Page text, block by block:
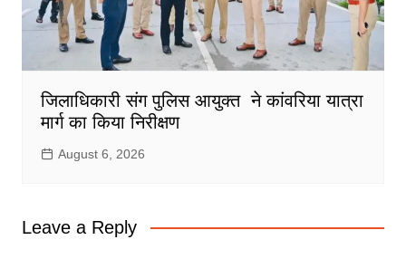
जिलाधिकारी संग पुलिस आयुक्त ने कांवरिया यात्रा
मार्ग का किया निरीक्षण
August 6, 2026
Leave a Reply